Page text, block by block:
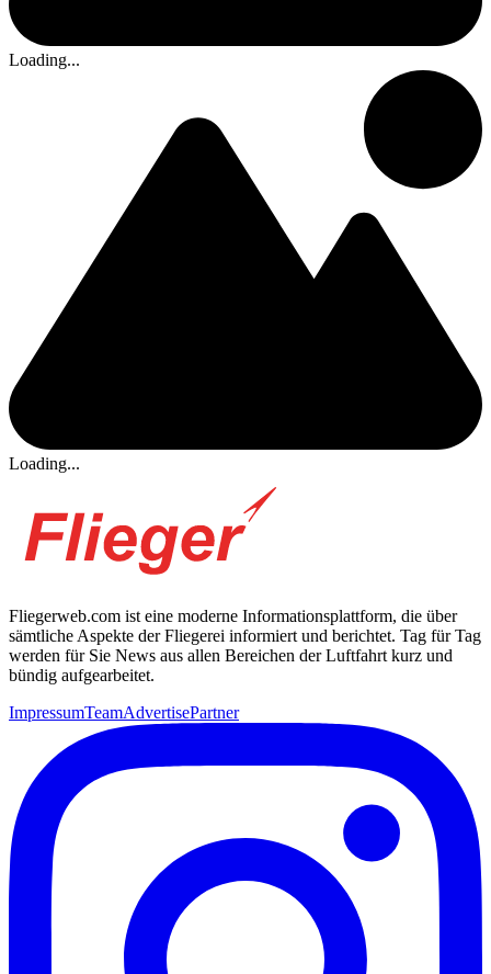
Loading...
Loading...
Fliegerweb.com ist eine moderne Informationsplattform, die über
sämtliche Aspekte der Fliegerei informiert und berichtet. Tag für Tag
werden für Sie News aus allen Bereichen der Luftfahrt kurz und
bündig aufgearbeitet.
ImpressumTeamAdvertisePartner